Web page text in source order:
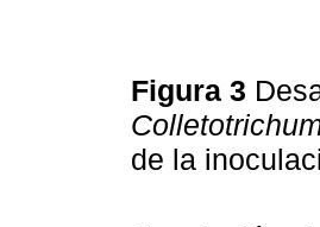
Figura 3
de la